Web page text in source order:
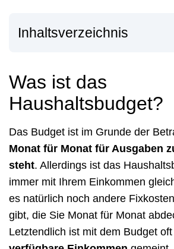
Inhaltsverzeichnis
Was ist das
Haushaltsbudget?
Das Budget ist im Grunde der
Monat für Monat für Ausgaben
steht. Allerdings ist das
immer mit Ihrem Einkommen
es natürlich noch andere
gibt, die Sie Monat für Monat
Letztendlich ist mit dem Budget